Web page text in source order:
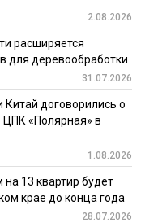
2.08.2026
расширяется
для деревообработки
31.07.2026
Китай договорились о
«Полярная» в
1.08.2026
13 квартир будет
крае до конца года
28.07.2026